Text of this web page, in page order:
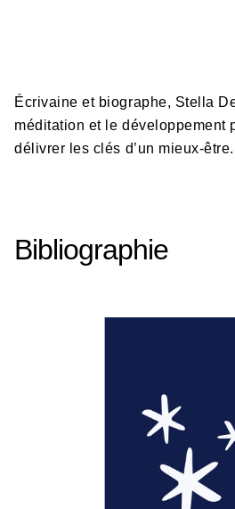
Écrivaine et biographe, Stella
méditation et le développement
délivrer les clés d’un mieux-être.
Bibliographie